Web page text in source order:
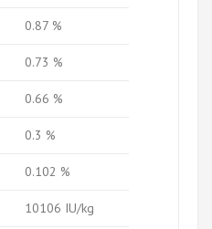
0.87 %
0.73 %
0.66 %
0.3 %
0.102 %
10106 IU/kg